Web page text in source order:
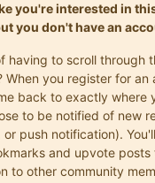
you're interested in
you don't have an
having to scroll through
When you register for an
back to exactly where
to be notified of new
or push notification).
and upvote posts
to other community